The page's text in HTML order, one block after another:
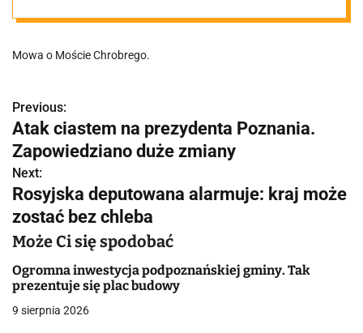
Pierwsze
elementy
konstrukcji
poznańskiego
mostu
Mowa o Moście Chrobrego.
N
a
w
i
g
a
c
Previous:
Atak ciastem na prezydenta Poznania.
Zapowiedziano duże zmiany
Next:
Rosyjska deputowana alarmuje: kraj może
zostać bez chleba
Może Ci się spodobać
Ogromna inwestycja podpoznańskiej gminy. Tak
prezentuje się plac budowy
9 sierpnia 2026